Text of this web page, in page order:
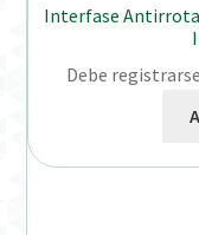
Interfase
Debe